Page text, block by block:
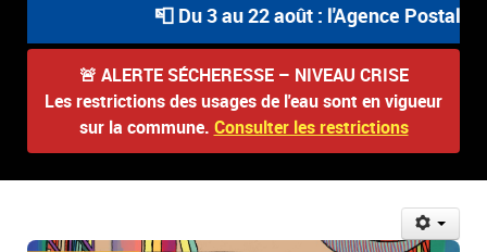
📮 Du 3 au 22 août : l'Agence Postale
🚨 ALERTE SÉCHERESSE – NIVEAU CRISE
Les restrictions des usages de l'eau sont en vigueur
sur la commune. Consulter les restrictions